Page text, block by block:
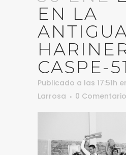
EN LA
CASPE-51
Publicado a las 17:51h
Larrosa
0